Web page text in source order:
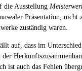
die Ausstellung
Präsentation,
zuständig waren.
auf, dass im
ist auch das Fehlen